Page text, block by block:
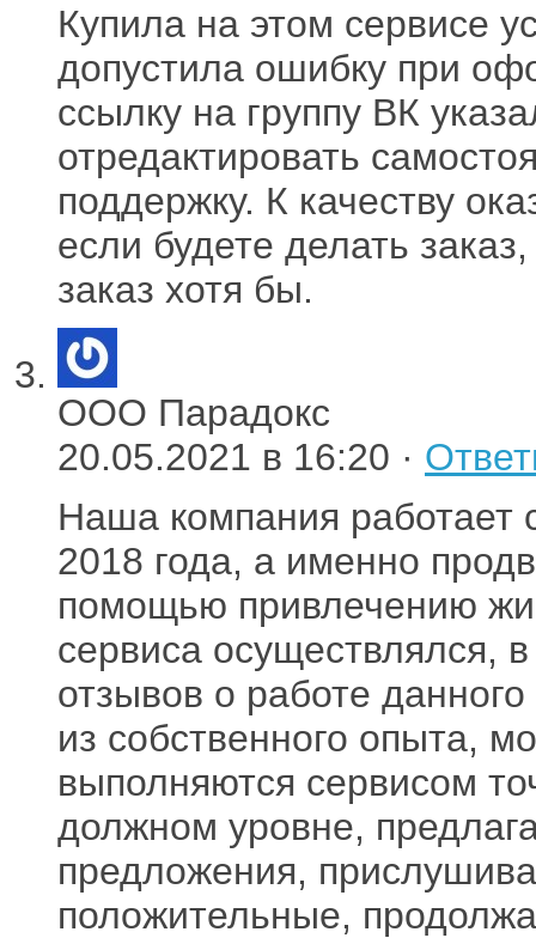
Купила на этом сервисе
допустила ошибку при
ссылку на группу ВК
отредактировать
поддержку. К качеству
если будете делать
заказ хотя бы.
ООО Парадокс
20.05.2021 в 16:20 ·
Наша компания работает
2018 года, а именно
помощью привлечению
сервиса осуществлялся,
отзывов о работе
из собственного опыта,
выполняются сервисом
должном уровне,
предложения,
положительные,